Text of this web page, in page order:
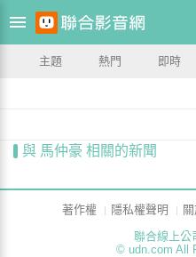
主題 熱門 即時
與 馬仲豪 相關的新聞
著作權 隱私權聲明
聯合線上公
© udn.com All